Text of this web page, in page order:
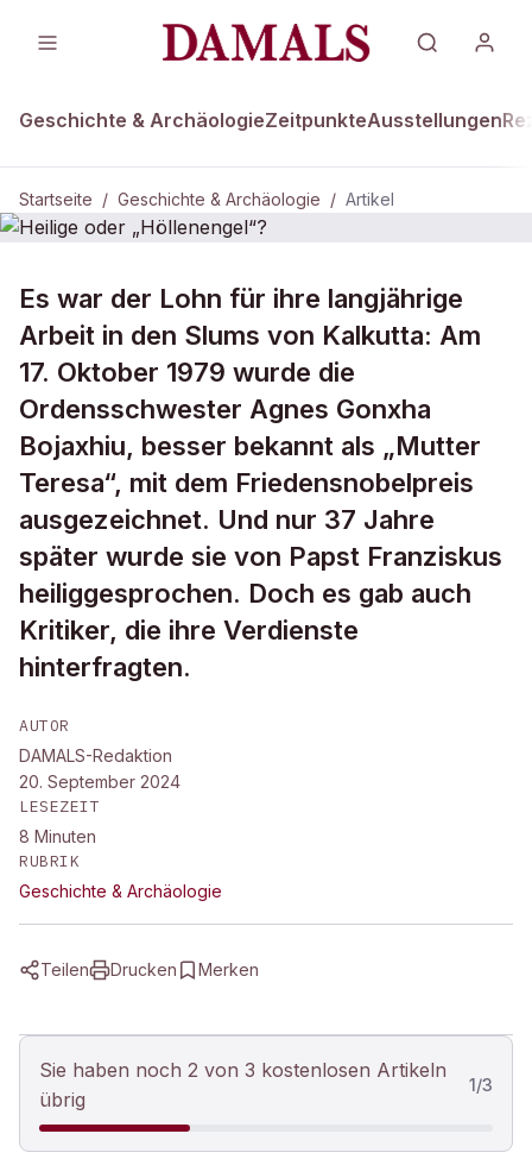
Geschichte & ArchäologieZeitpunkteAusstellungen
Startseite / Geschichte & Archäologie / Artikel
GESCHICHTE & ARCHÄOLOGIE
Heilige oder „Höllenengel“?
Es war der Lohn für ihre langjährige
Arbeit in den Slums von Kalkutta: Am
17. Oktober 1979 wurde die
Ordensschwester Agnes Gonxha
Bojaxhiu, besser bekannt als „Mutter
Teresa“, mit dem Friedensnobelpreis
ausgezeichnet. Und nur 37 Jahre
später wurde sie von Papst Franziskus
heiliggesprochen. Doch es gab auch
Kritiker, die ihre Verdienste
hinterfragten.
AUTOR
DAMALS-Redaktion
20. September 2024
LESEZEIT
8 Minuten
RUBRIK
Geschichte & Archäologie
Teilen Drucken Merken
Sie haben noch 2 von 3 kostenlosen Artikeln
übrig
1/3